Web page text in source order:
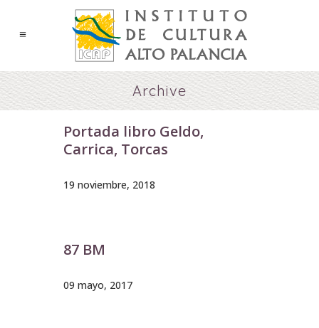
Archive
Portada libro Geldo,
Carrica, Torcas
19 noviembre, 2018
87 BM
09 mayo, 2017